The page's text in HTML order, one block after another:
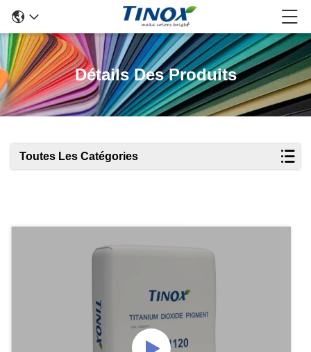
Détails Des Produits
Toutes Les Catégories